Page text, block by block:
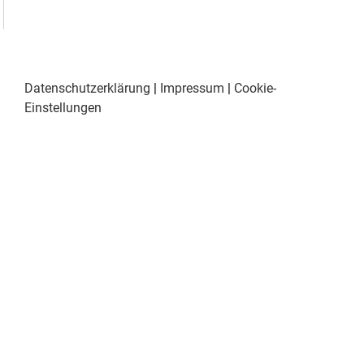
Datenschutzerklärung | Impressum | Cookie-
Einstellungen